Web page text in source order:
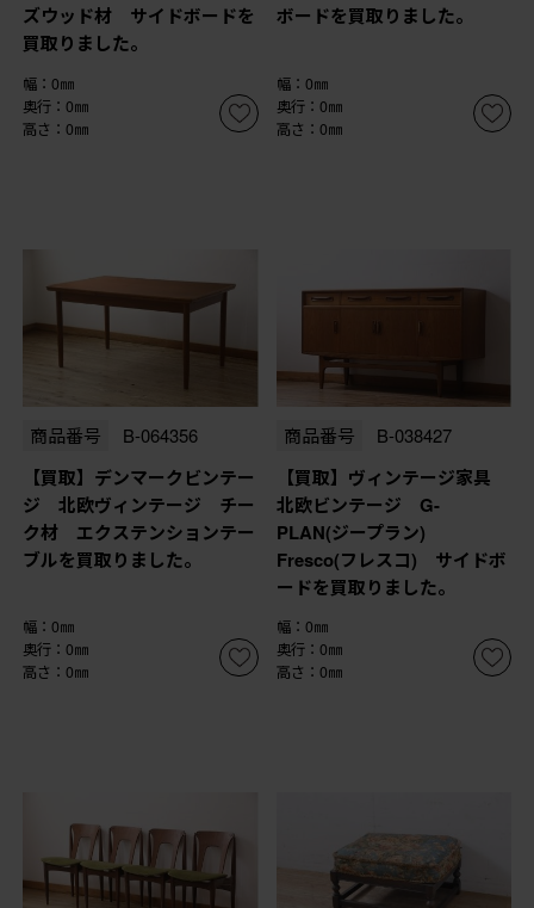
ズウッド材 サイドボードを
買取りました。
幅：0㎜
奥行：0㎜
高さ：0㎜
ボードを買取りました。
幅：0㎜
奥行：0㎜
高さ：0㎜
商品番号 B-064356
【買取】デンマークビンテー
ジ 北欧ヴィンテージ チー
ク材 エクステンションテー
ブルを買取りました。
幅：0㎜
奥行：0㎜
高さ：0㎜
商品番号 B-038427
【買取】ヴィンテージ家具
北欧ビンテージ G-
PLAN(ジープラン)
Fresco(フレスコ) サイドボ
ードを買取りました。
幅：0㎜
奥行：0㎜
高さ：0㎜